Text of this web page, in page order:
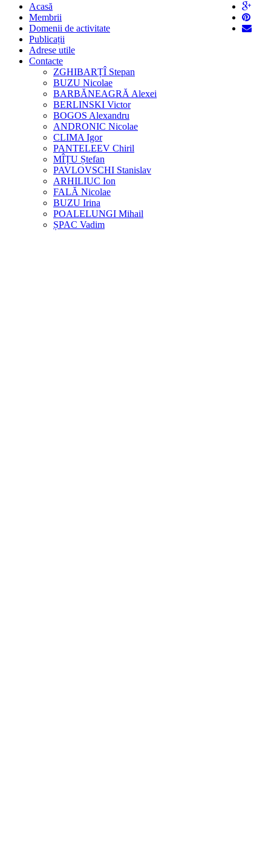
Acasă
Membrii
Domenii de activitate
Publicații
Adrese utile
Contacte
ZGHIBARȚÎ Stepan
BUZU Nicolae
BARBĂNEAGRĂ Alexei
BERLINSKI Victor
BOGOS Alexandru
ANDRONIC Nicolae
CLIMA Igor
PANTELEEV Chiril
MÎȚU Ștefan
PAVLOVSCHI Stanislav
ARHILIUC Ion
FALĂ Nicolae
BUZU Irina
POALELUNGI Mihail
ȘPAC Vadim